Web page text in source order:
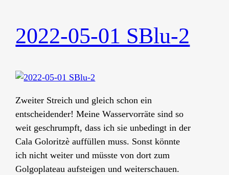
2022-05-01 SBlu-2
Zweiter Streich und gleich schon ein
entscheidender! Meine Wasservorräte sind so
weit geschrumpft, dass ich sie unbedingt in der
Cala Goloritzè auffüllen muss. Sonst könnte
ich nicht weiter und müsste von dort zum
Golgoplateau aufsteigen und weiterschauen.